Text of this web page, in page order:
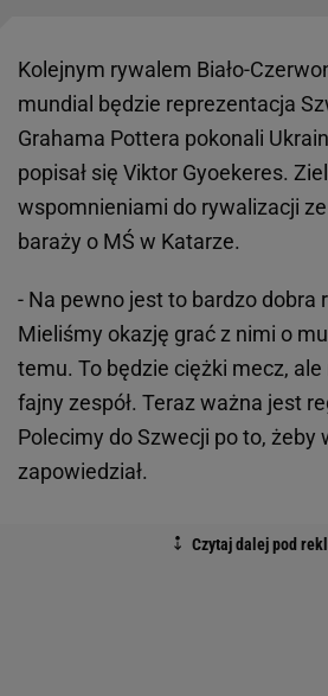
Kolejnym rywalem Biało-
mundial będzie reprezentacja
Grahama Pottera pokonali
popisał się Viktor Gyoekeres.
wspomnieniami do rywalizacji
baraży o MŚ w Katarze.
- Na pewno jest to bardzo dobra
Mieliśmy okazję grać z nimi o
temu. To będzie ciężki mecz,
fajny zespół. Teraz ważna jest
Polecimy do Szwecji po to, żeby
zapowiedział.